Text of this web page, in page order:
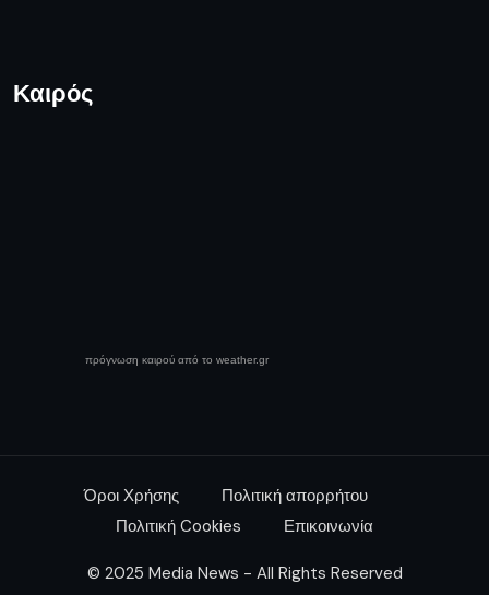
Καιρός
πρόγνωση καιρού από το weather.gr
Όροι Χρήσης
Πολιτική απορρήτου
Πολιτική Cookies
Επικοινωνία
© 2025 Media News - All Rights Reserved